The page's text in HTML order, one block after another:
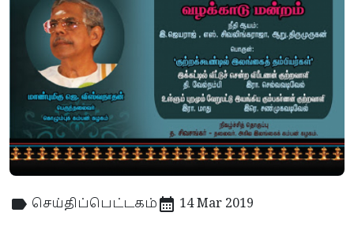
செய்திப்பெட்டகம் 14 Mar 2019